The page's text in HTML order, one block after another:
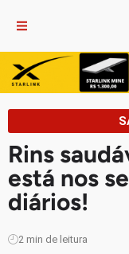
Rins
está nos
diários!
2 min de leitura